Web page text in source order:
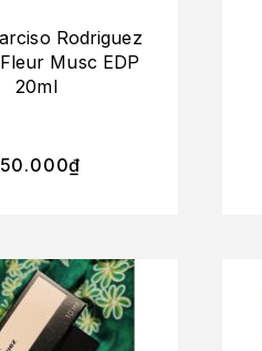
Rodriguez
Musc EDP
20ml
₫